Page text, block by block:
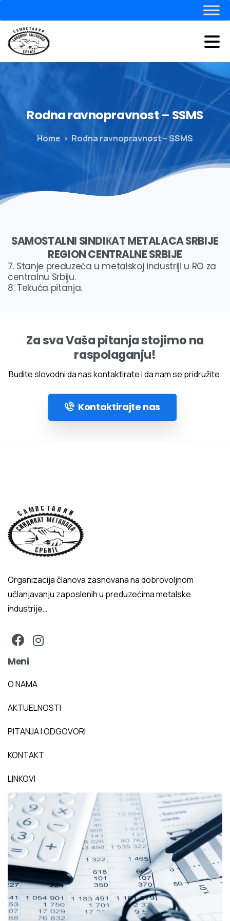
Rodnaravnopravnost– SSMS
Home Rodna ravnopravnost – SSMS
SAMOSTALNI SINDIКAT METALACA SRBIJE
REGION CENTRALNE SRBIJE
7. Stanje preduzeća u metalskoj industriji u RO za
centralnu Srbiju.
8. Tekuća pitanja.
Za sva Vaša pitanja stojimo na
raspolaganju!
Budite slovodni da nas kontaktirate i da nam se pridružite.
Kontaktirajte nas
Organizacija članova zasnovana na dobrovoljnom
učlanjavanju zaposlenih u preduzećima metalske
industrije…
Meni
O NAMA
AKTUELNOSTI
PITANJA I ODGOVORI
KONTAKT
LINKOVI